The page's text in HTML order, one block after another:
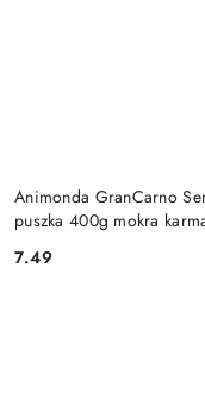
Animonda GranCarno
puszka 400g mokra
Cena:
7.49